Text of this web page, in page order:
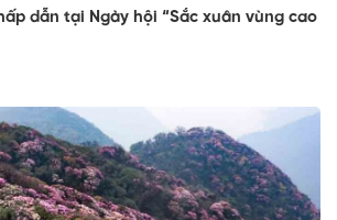
dẫn tại Ngày hội “Sắc xuân vùng cao